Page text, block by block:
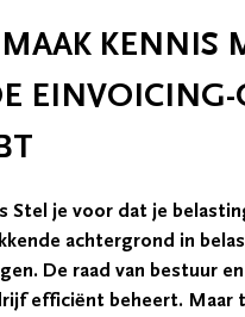
KENNIS
EINVOICING-
Stel je voor dat je
achtergrond in
De raad van bestuur
efficiënt beheert. Maar